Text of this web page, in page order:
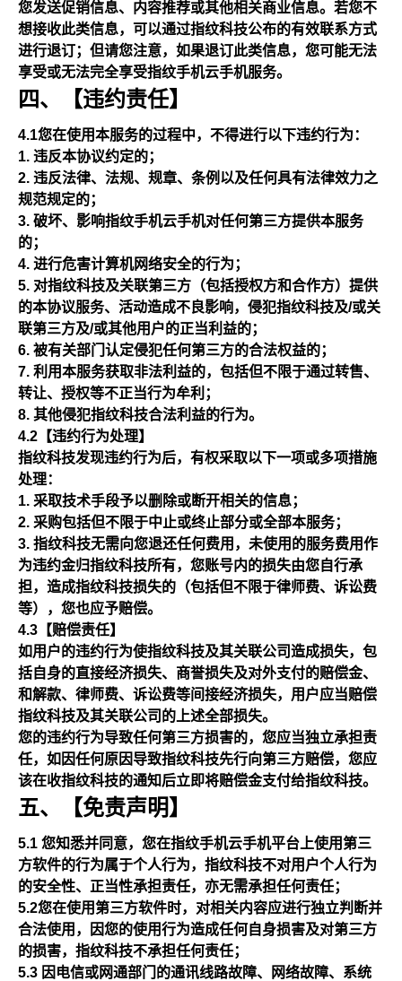
您发送促销信息、内容推荐或其他相关商业信息。若您不
想接收此类信息，可以通过指纹科技公布的有效联系方式
进行退订；但请您注意，如果退订此类信息，您可能无法
享受或无法完全享受指纹手机云手机服务。
四、【违约责任】
4.1您在使用本服务的过程中，不得进行以下违约行为：
违反本协议约定的；
违反法律、法规、规章、条例以及任何具有法律效力之
规范规定的；
破坏、影响指纹手机云手机对任何第三方提供本服务
的；
进行危害计算机网络安全的行为；
对指纹科技及关联第三方（包括授权方和合作方）提供
的本协议服务、活动造成不良影响，侵犯指纹科技及/或关
联第三方及/或其他用户的正当利益的；
被有关部门认定侵犯任何第三方的合法权益的；
利用本服务获取非法利益的，包括但不限于通过转售、
转让、授权等不正当行为牟利；
其他侵犯指纹科技合法利益的行为。
4.2【违约行为处理】
指纹科技发现违约行为后，有权采取以下一项或多项措施
处理：
采取技术手段予以删除或断开相关的信息；
采购包括但不限于中止或终止部分或全部本服务；
指纹科技无需向您退还任何费用，未使用的服务费用作
为违约金归指纹科技所有，您账号内的损失由您自行承
担，造成指纹科技损失的（包括但不限于律师费、诉讼费
等），您也应予赔偿。
4.3【赔偿责任】
如用户的违约行为使指纹科技及其关联公司造成损失，包
括自身的直接经济损失、商誉损失及对外支付的赔偿金、
和解款、律师费、诉讼费等间接经济损失，用户应当赔偿
指纹科技及其关联公司的上述全部损失。
您的违约行为导致任何第三方损害的，您应当独立承担责
任，如因任何原因导致指纹科技先行向第三方赔偿，您应
该在收指纹科技的通知后立即将赔偿金支付给指纹科技。
五、【免责声明】
5.1 您知悉并同意，您在指纹手机云手机平台上使用第三
方软件的行为属于个人行为，指纹科技不对用户个人行为
的安全性、正当性承担责任，亦无需承担任何责任；
5.2您在使用第三方软件时，对相关内容应进行独立判断并
合法使用，因您的使用行为造成任何自身损害及对第三方
的损害，指纹科技不承担任何责任；
5.3 因电信或网通部门的通讯线路故障、网络故障、系统